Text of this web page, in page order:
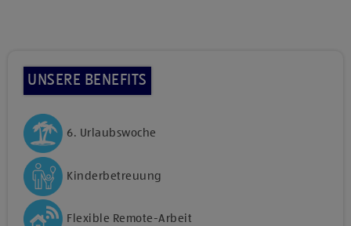
UNSERE BENEFITS
6. Urlaubswoche
Kinderbetreuung
Flexible Remote-Arbeit